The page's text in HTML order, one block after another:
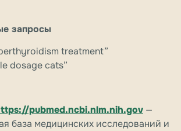
запросы
treatment”
dosage cats”
pubmed.ncbi.nlm.nih.gov —
база медицинских исследований и